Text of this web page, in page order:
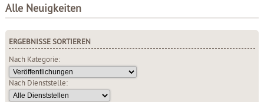
Alle Neuigkeiten
ERGEBNISSE SORTIEREN
Nach Kategorie:
Nach Dienststelle: